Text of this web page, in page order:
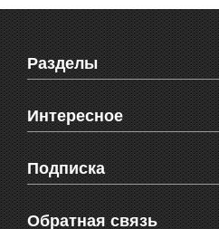
Разделы
Новости Феодосии
Новости Крыма
Мировые новости
Объявления
Здоровье
СМС мнения читателей
Интересное
Видео о Феодосии
Веб-камеры Феодосии
Блоги феодосийцев
Школы Феодосии
Подписка
Печатная версия газеты "Кафа"
Обратная связь